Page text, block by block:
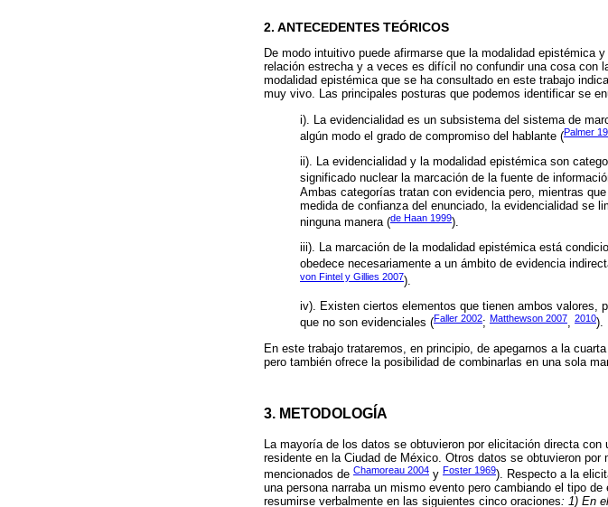
2. ANTECEDENTES TEÓRICOS
De modo intuitivo puede afirmarse que la modalidad epistémica
relación estrecha y a veces es difícil no confundir una cosa con
modalidad epistémica que se ha consultado en este trabajo
muy vivo. Las principales posturas que podemos identificar se
i). La evidencialidad es un subsistema del sistema de
algún modo el grado de compromiso del hablante (Palmer
ii). La evidencialidad y la modalidad epistémica son
significado nuclear la marcación de la fuente de
Ambas categorías tratan con evidencia pero, mientras
medida de confianza del enunciado, la evidencialidad se
ninguna manera (de Haan 1999).
iii). La marcación de la modalidad epistémica está
obedece necesariamente a un ámbito de evidencia
von Fintel y Gillies 2007).
iv). Existen ciertos elementos que tienen ambos valores,
que no son evidenciales (Faller 2002; Matthewson 2007, 2010).
En este trabajo trataremos, en principio, de apegarnos a la
pero también ofrece la posibilidad de combinarlas en una sola
3. METODOLOGÍA
La mayoría de los datos se obtuvieron por elicitación directa con
residente en la Ciudad de México. Otros datos se obtuvieron
mencionados de Chamoreau 2004 y Foster 1969). Respecto a la
una persona narraba un mismo evento pero cambiando el tipo
resumirse verbalmente en las siguientes cinco oraciones: 1) En